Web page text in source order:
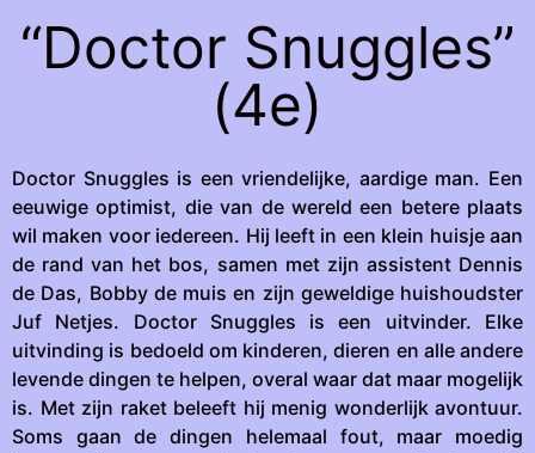
“Doctor Snuggles”
(4e)
Doctor Snuggles is een vriendelijke, aardige man. Een
eeuwige optimist, die van de wereld een betere plaats
wil maken voor iedereen. Hij leeft in een klein huisje aan
de rand van het bos, samen met zijn assistent Dennis
de Das, Bobby de muis en zijn geweldige huishoudster
Juf Netjes. Doctor Snuggles is een uitvinder. Elke
uitvinding is bedoeld om kinderen, dieren en alle andere
levende dingen te helpen, overal waar dat maar mogelijk
is. Met zijn raket beleeft hij menig wonderlijk avontuur.
Soms gaan de dingen helemaal fout, maar moedig